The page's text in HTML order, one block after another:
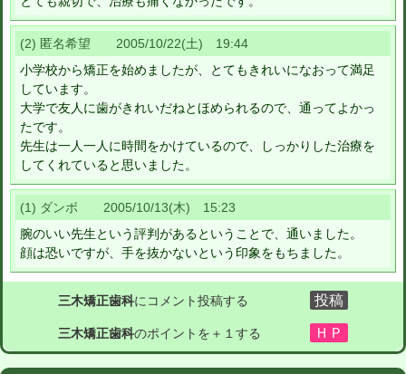
(2) 匿名希望 2005/10/22(土) 19:44
小学校から矯正を始めましたが、とてもきれいになおって満足
しています。
大学で友人に歯がきれいだねとほめられるので、通ってよかっ
たです。
先生は一人一人に時間をかけているので、しっかりした治療を
してくれていると思いました。
(1) ダンボ 2005/10/13(木) 15:23
腕のいい先生という評判があるということで、通いました。
顔は恐いですが、手を抜かないという印象をもちました。
三木矯正歯科にコメント投稿する
三木矯正歯科のポイントを＋１する